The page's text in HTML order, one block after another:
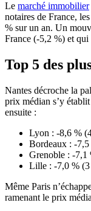
Le marché immobilier
notaires de France,
% sur un an. Un
France (-5,2 %) et qui
Top 5 des
Nantes décroche la
prix médian s’y
ensuite :
Lyon : -8,6 %
Bordeaux : -
Grenoble : -7,1
Lille : -7,0 % (3
Même Paris
ramenant le prix